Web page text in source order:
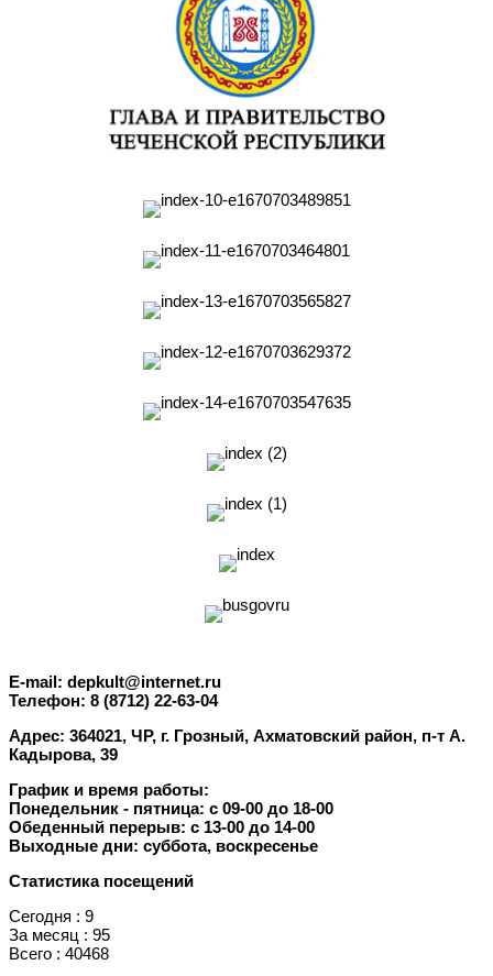
E-mail: depkult@internet.ru
Телефон: 8 (8712) 22-63-04
Адрес: 364021, ЧР, г. Грозный, Ахматовский район, п-т А.
Кадырова, 39
График и время работы:
Понедельник - пятница: с 09-00 до 18-00
Обеденный перерыв: с 13-00 до 14-00
Выходные дни: суббота, воскресенье
Статистика посещений
Сегодня : 9
За месяц : 95
Всего : 40468